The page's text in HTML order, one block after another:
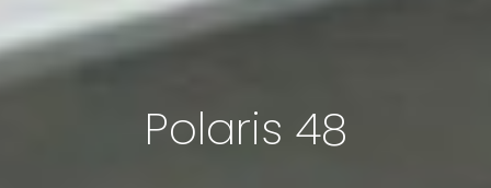
Polaris 48